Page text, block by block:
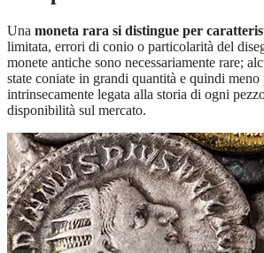
Una moneta rara si distingue per
limitata, errori di conio o particolarità del
monete antiche sono necessariamente rare;
state coniate in grandi quantità e quindi
intrinsecamente legata alla storia di ogni
disponibilità sul mercato.